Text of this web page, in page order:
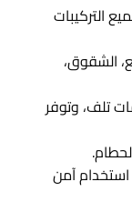
التركيبات
الشقوق،
تلف، وتوفر
آمن